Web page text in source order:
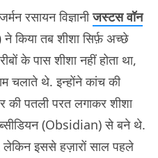
रसायन विज्ञानीजस्टस वॉन
ने किया तब शीशा सिर्फ़ अच्छे
के पास शीशा नहीं होता था,
चलाते थे. इन्होंने कांच की
की पतली परत लगाकर शीशा
(Obsidian) से बने थे.
लेकिन इससे हज़ारों साल पहले